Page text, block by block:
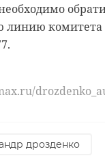
линию комитета
дрозденко